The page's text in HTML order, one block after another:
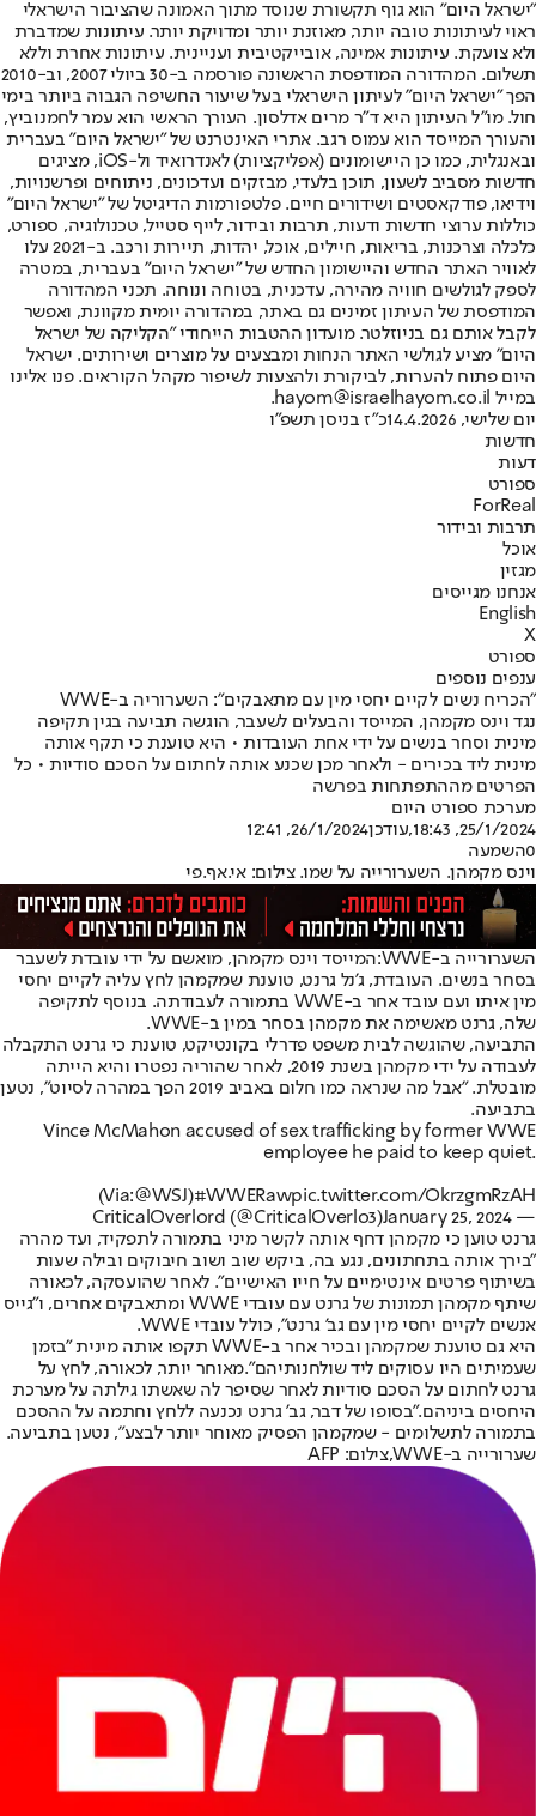
"ישראל היום" הוא גוף תקשורת שנוסד מתוך האמונה שהציבור הישראלי
ראוי לעיתונות טובה יותר, מאוזנת יותר ומדויקת יותר. עיתונות שמדברת
ולא צועקת. עיתונות אמינה, אובייקטיבית ועניינית. עיתונות אחרת וללא
תשלום. המהדורה המודפסת הראשונה פורסמה ב-30 ביולי 2007, וב-2010
הפך "ישראל היום" לעיתון הישראלי בעל שיעור החשיפה הגבוה ביותר בימי
חול. מו"ל העיתון היא ד"ר מרים אדלסון. העורך הראשי הוא עמר לחמנוביץ,
והעורך המייסד הוא עמוס רגב. אתרי האינטרנט של "ישראל היום" בעברית
ובאנגלית, כמו כן היישומונים (אפליקציות) לאנדרואיד ול-iOS, מציגים
חדשות מסביב לשעון, תוכן בלעדי, מבזקים ועדכונים, ניתוחים ופרשנויות,
וידיאו, פודקאסטים ושידורים חיים. פלטפורמות הדיגיטל של "ישראל היום"
כוללות ערוצי חדשות ודעות, תרבות ובידור, לייף סטייל, טכנולוגיה, ספורט,
כלכלה וצרכנות, בריאות, חיילים, אוכל, יהדות, תיירות ורכב. ב-2021 עלו
לאוויר האתר החדש והיישומון החדש של "ישראל היום" בעברית, במטרה
לספק לגולשים חוויה מהירה, עדכנית, בטוחה ונוחה. תכני המהדורה
המודפסת של העיתון זמינים גם באתר, במהדורה יומית מקוונת, ואפשר
לקבל אותם גם בניוזלטר. מועדון ההטבות הייחודי "הקליקה של ישראל
היום" מציע לגולשי האתר הנחות ומבצעים על מוצרים ושירותים. ישראל
היום פתוח להערות, לביקורת ולהצעות לשיפור מקהל הקוראים. פנו אלינו
במייל hayom@israelhayom.co.il.
יום שלישי, 14.4.2026
כ"ז בניסן תשפ"ו
חדשות
דעות
ספורט
ForReal
תרבות ובידור
אוכל
מגזין
אנחנו מגייסים
English
X
ספורט
ענפים נוספים
"הכריח נשים לקיים יחסי מין עם מתאבקים": השערוריה ב-WWE
נגד וינס מקמהן, המייסד והבעלים לשעבר, הוגשה תביעה בגין תקיפה
מינית וסחר בנשים על ידי אחת העובדות • היא טוענת כי תקף אותה
מינית ליד בכירים - ולאחר מכן שכנע אותה לחתום על הסכם סודיות • כל
הפרטים מההתפתחות בפרשה
מערכת ספורט היום
25/1/2024, 18:43
,עודכן26/1/2024, 12:41
0השמעה
וינס מקמהן. השערורייה על שמו. צילום: אי.אף.פי
השערורייה ב-WWE:
המייסד וינס מקמהן, מואשם על ידי עובדת לשעבר
בסחר בנשים. העובדת, ג'נל גרנט, טוענת שמקמהן לחץ עליה לקיים יחסי
מין איתו ועם עובד אחר ב-WWE בתמורה לעבודתה. בנוסף לתקיפה
שלה, גרנט מאשימה את מקמהן בסחר במין ב-WWE.
התביעה, שהוגשה לבית משפט פדרלי בקונטיקט, טוענת כי גרנט התקבלה
לעבודה על ידי מקמהן בשנת 2019, לאחר שהוריה נפטרו והיא הייתה
מובטלת. "אבל מה שנראה כמו חלום באביב 2019 הפך במהרה לסיוט", נטען
בתביעה.
Vince McMahon accused of sex trafficking by former WWE
employee he paid to keep quiet.
(Via:@WSJ)#WWERawpic.twitter.com/OkrzgmRzAH
— CriticalOverlord (@CriticalOverlo3)
January 25, 2024
גרנט טוען כי מקמהן דחף אותה לקשר מיני בתמורה לתפקיד, ועד מהרה
"בירך אותה בתחתונים, נגע בה, ביקש שוב ושוב חיבוקים ובילה שעות
בשיתוף פרטים אינטימיים על חייו האישיים". לאחר שהועסקה, לכאורה
שיתף מקמהן תמונות של גרנט עם עובדי WWE ומתאבקים אחרים, ו"גייס
אנשים לקיים יחסי מין עם גב' גרנט", כולל עובדי WWE.
היא גם טוענת שמקמהן ובכיר אחר ב-WWE תקפו אותה מינית "בזמן
שעמיתים היו עסוקים ליד שולחנותיהם".מאוחר יותר, לכאורה, לחץ על
גרנט לחתום על הסכם סודיות לאחר שסיפר לה שאשתו גילתה על מערכת
היחסים ביניהם."בסופו של דבר, גב' גרנט נכנעה ללחץ וחתמה על ההסכם
בתמורה לתשלומים - שמקמהן הפסיק מאוחר יותר לבצע", נטען בתביעה.
שערורייה ב-WWE,צילום: AFP